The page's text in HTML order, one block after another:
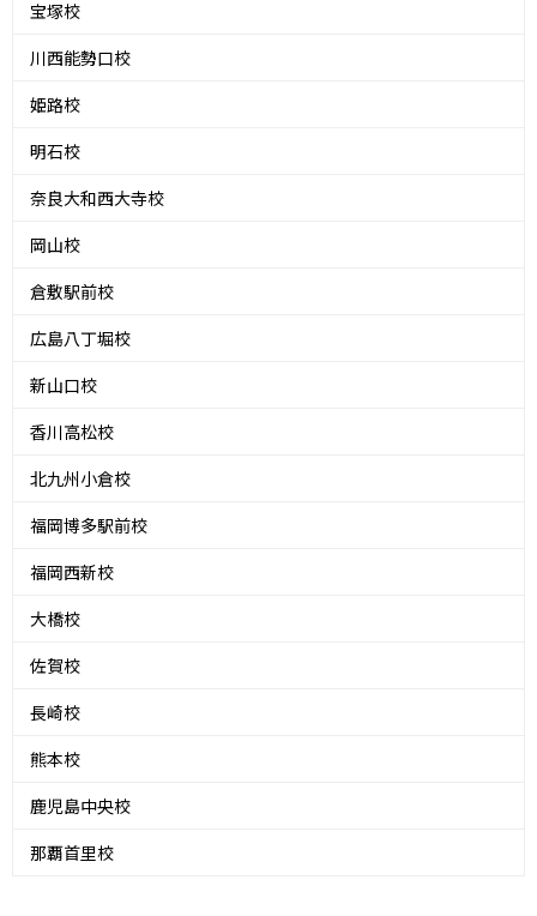
宝塚校
川西能勢口校
姫路校
明石校
奈良大和西大寺校
岡山校
倉敷駅前校
広島八丁堀校
新山口校
香川高松校
北九州小倉校
福岡博多駅前校
福岡西新校
大橋校
佐賀校
長崎校
熊本校
鹿児島中央校
那覇首里校